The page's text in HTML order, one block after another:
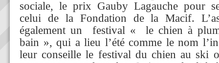
sociale, le prix Gauby Lagauche pour
celui de la Fondation de la Macif.
également un festival « le chien à
bain », qui a lieu l’été comme le nom
leur conseille le festival du chien au ski